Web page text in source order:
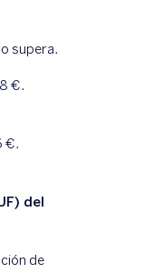
supera.
€.
€.
del
de